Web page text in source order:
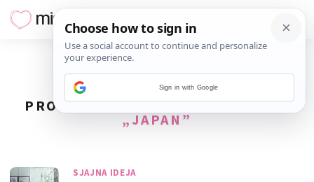
PRONAĐENO4REZULTATA ZA TAG
„JAPAN”
SJAJNA IDEJA
Sign in with Google